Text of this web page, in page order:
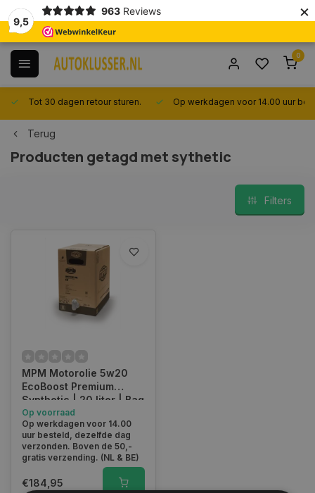
9,5
963 Reviews ×
0
Tot 30 dagen retour sturen. Op werkdagen voor 14.00 uur
Terug
Producten getagd met sythetic
Filters
MPM Motorolie 5w20
EcoBoost Premium
Synthetic | 20 liter | Bag
In Box | 05020EB
Op voorraad
Op werkdagen voor 14.00
uur besteld, dezelfde dag
verzonden. Boven de 50,-
gratis verzending. (NL & BE)
€184,95